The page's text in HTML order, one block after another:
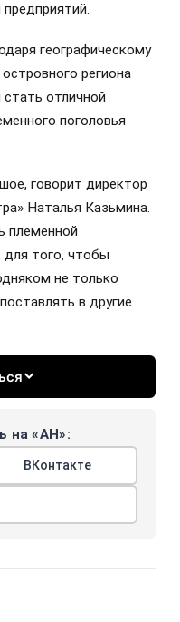
географическому
региона
отличной
поголовья
говорит директор
Наталья Казьмина.
племенной
для того, чтобы
не только
в другие
на «АН»:
ВКонтакте